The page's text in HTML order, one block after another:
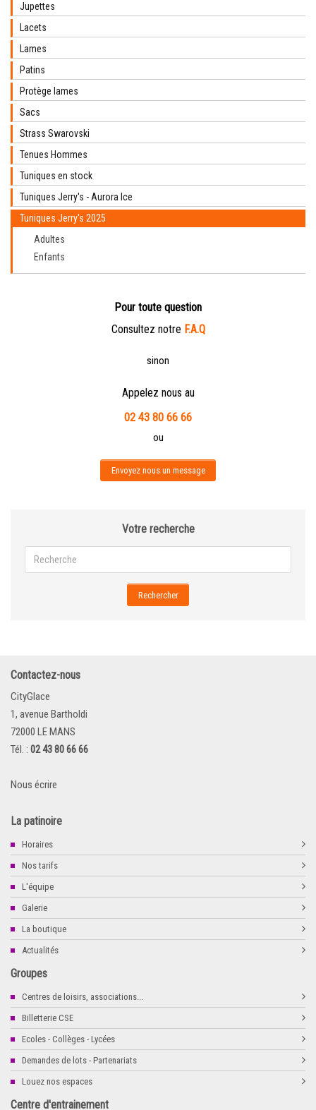
Jupettes
Lacets
Lames
Patins
Protège lames
Sacs
Strass Swarovski
Tenues Hommes
Tuniques en stock
Tuniques Jerry's - Aurora Ice
Tuniques Jerry's 2025
Adultes
Enfants
Pour toute question
Consultez notre F.A.Q
sinon
Appelez nous au
02 43 80 66 66
ou
Envoyez nous un message
Votre recherche
Rechercher
Contactez-nous
CityGlace
1, avenue Bartholdi
72000 LE MANS
Tél. : 02 43 80 66 66
Nous écrire
La patinoire
Horaires
Nos tarifs
L'équipe
Galerie
La boutique
Actualités
Groupes
Centres de loisirs, associations...
Billetterie CSE
Ecoles - Collèges - Lycées
Demandes de lots - Partenariats
Louez nos espaces
Centre d'entrainement